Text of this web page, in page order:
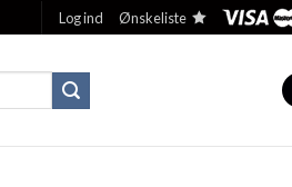
Log ind Ønskeliste